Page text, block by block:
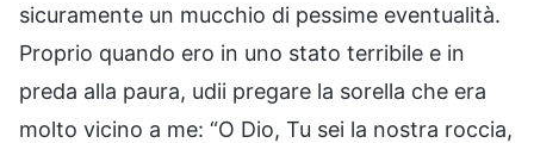
sicuramente un mucchio di pessime eventualità.
Proprio quando ero in uno stato terribile e in
preda alla paura, udii pregare la sorella che era
molto vicino a me: “O Dio, Tu sei la nostra roccia,